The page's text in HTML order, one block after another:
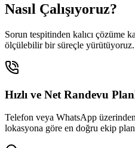
Nasıl Çalışıyoruz?
Sorun tespitinden kalıcı çözüme
ölçülebilir bir süreçle yürütüyoruz.
Hızlı ve Net Randevu
Telefon veya WhatsApp
lokasyona göre en doğru ekip